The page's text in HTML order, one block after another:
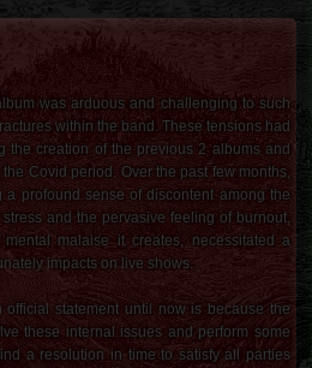
was arduous and challenging to such
within the band. These tensions had
the creation of the previous 2 albums and
Covid period. Over the past few months,
a profound sense of discontent among the
and the pervasive feeling of burnout,
malaise it creates, necessitated a
impacts on live shows.
statement until now is because the
these internal issues and perform some
a resolution in time to satisfy all parties